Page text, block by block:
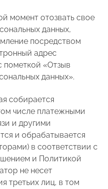
момент отозвать свое
данных,
посредством
адрес
пометкой «Отзыв
данных».
собирается
числе платежными
и другими
и обрабатывается
в соответствии с
и Политикой
не несет
третьих лиц, в том